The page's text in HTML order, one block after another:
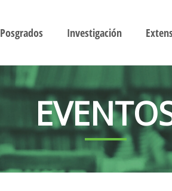
Posgrados Investigación